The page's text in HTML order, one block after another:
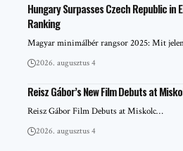
Hungary Surpasses Czech Republic in
Ranking
Magyar minimálbér rangsor 2025: Mit
2026. augusztus 4
Reisz Gábor’s New Film Debuts at
Reisz Gábor Film Debuts at Miskolc…
2026. augusztus 4